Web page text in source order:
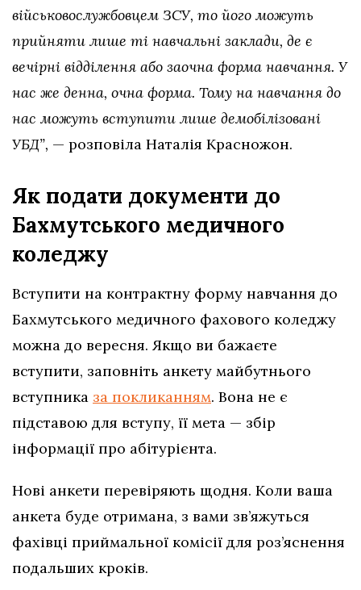
військовослужбовцем ЗСУ, то його можуть
прийняти лише ті навчальні заклади, де є
вечірні відділення або заочна форма навчання. У
нас же денна, очна форма. Тому на навчання до
нас можуть вступити лише демобілізовані
УБД”, — розповіла Наталія Красножон.
Як подати документи до
Бахмутського медичного
коледжу
Вступити на контрактну форму навчання до
Бахмутського медичного фахового коледжу
можна до вересня. Якщо ви бажаєте
вступити, заповніть анкету майбутнього
вступника за покликанням. Вона не є
підставою для вступу, її мета — збір
інформації про абітурієнта.
Нові анкети перевіряють щодня. Коли ваша
анкета буде отримана, з вами зв’яжуться
фахівці приймальної комісії для роз’яснення
подальших кроків.